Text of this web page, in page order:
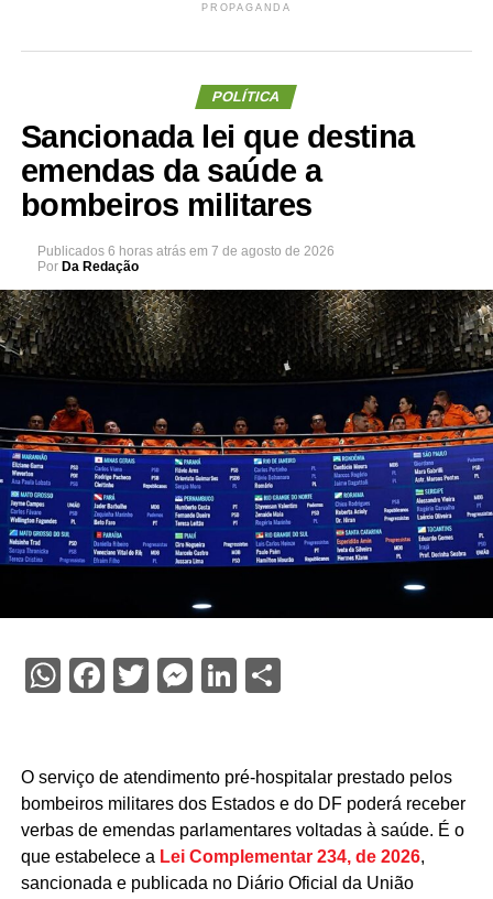
PROPAGANDA
POLÍTICA
Sancionada lei que destina
emendas da saúde a
bombeiros militares
Publicados 6 horas atrás em 7 de agosto de 2026
Por Da Redação
WhatsApp
Facebook
Twitter
Messenger
LinkedIn
Share
O serviço de atendimento pré-hospitalar prestado pelos
bombeiros militares dos Estados e do DF poderá receber
verbas de emendas parlamentares voltadas à saúde. É o
que estabelece a Lei Complementar 234, de 2026,
sancionada e publicada no Diário Oficial da União